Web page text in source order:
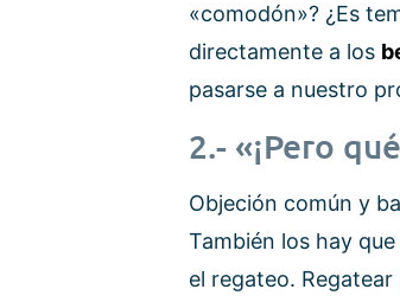
«comodón»? ¿Es
directamente a los
pasarse a nuestro
2.- «¡Pero
Objeción común y
También los hay
el regateo.